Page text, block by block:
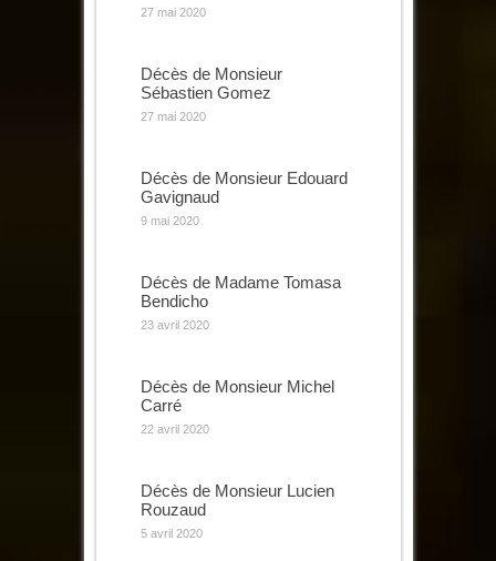
27 mai 2020
Décès de Monsieur
Sébastien Gomez
27 mai 2020
Décès de Monsieur Edouard
Gavignaud
9 mai 2020
Décès de Madame Tomasa
Bendicho
23 avril 2020
Décès de Monsieur Michel
Carré
22 avril 2020
Décès de Monsieur Lucien
Rouzaud
5 avril 2020